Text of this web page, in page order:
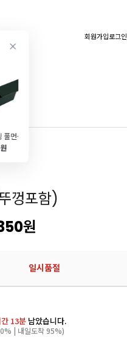
회원가입로그인
껑포함)
원
일시품절
13분 남았습니다.
| 내일도착 95%)